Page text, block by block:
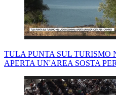
TULA PUNTA SUL TURISMO
APERTA UN'AREA SOSTA